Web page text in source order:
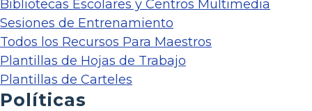
Bibliotecas Escolares y Centros Multimedia
Sesiones de Entrenamiento
Todos los Recursos Para Maestros
Plantillas de Hojas de Trabajo
Plantillas de Carteles
Políticas